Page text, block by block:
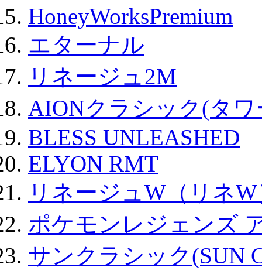
HoneyWorksPremium
エターナル
リネージュ2M
AIONクラシック(タ
BLESS UNLEASHED
ELYON RMT
リネージュW（リネ
ポケモンレジェンズ
サンクラシック(SUN